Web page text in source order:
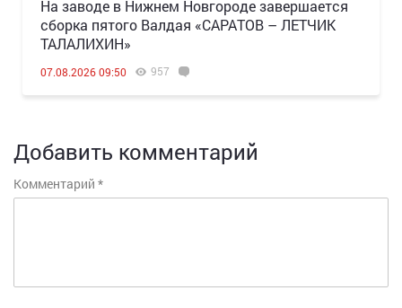
Н️а заводе в Нижнем Новгороде завершается
сборка пятого Валдая «САРАТОВ – ЛЕТЧИК
ТАЛАЛИХИН»
07.08.2026 09:50 957
Добавить комментарий
Комментарий *